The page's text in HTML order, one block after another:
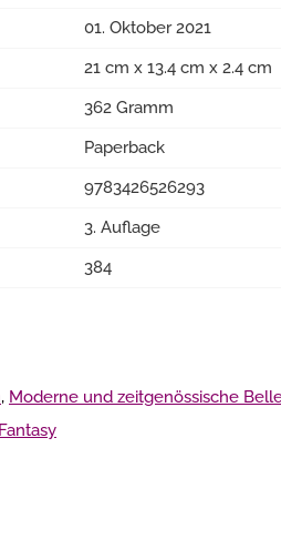
01. Oktober 2021
21 cm x 13.4 cm x 2.4 cm
362 Gramm
Paperback
9783426526293
3. Auflage
384
, Moderne und zeitgenössische